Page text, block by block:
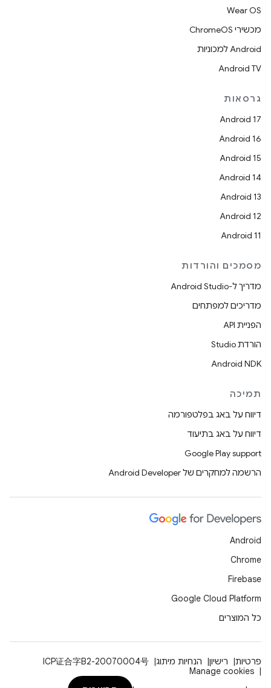
Wear OS
מכשירי ChromeOS
Android למכוניות
Android TV
גרסאות
Android 17
Android 16
Android 15
Android 14
Android 13
Android 12
Android 11
מסמכים והורדות
מדריך ל-Android Studio
מדריכים למפתחים
הפניית API
הורדת Studio
Android NDK
תמיכה
דיווח על באג בפלטפורמה
דיווח על באג בתיעוד
Google Play support
הרשמה למחקרים של Android Developer
Android
Chrome
Firebase
Google Cloud Platform
כל המוצרים
פרטיות רישיון הנחיות מיתוג
ICP证合字B2-20070004号
Manage cookies